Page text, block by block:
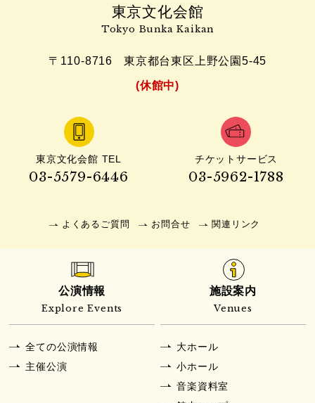
東京文化会館
Tokyo Bunka Kaikan
〒110-8716 東京都台東区上野公園5-45
(休館中)
東京文化会館 TEL
03-5579-6446
チケットサービス
03-5962-1788
よくあるご質問 お問合せ 関連リンク
公演情報
Explore Events
全ての公演情報
主催公演
施設案内
Venues
大ホール
小ホール
音楽資料室